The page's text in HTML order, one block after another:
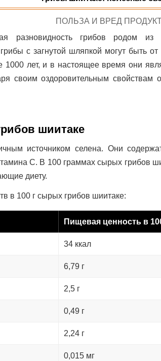
POSTED
ПОЛЬЗА И ВРЕД
разновидность грибов родом из
с загнутой шляпкой могут быть от
лет, и в настоящее время они
своим оздоровительным свойствам
шиитаке
источником селена. Они
С. В 100 граммах сырых грибов
диету.
в 100 г сырых грибов шиитаке:
Пищевая ценность в
34 ккал
6,79 г
2,5 г
0,49 г
2,24 г
0,015 мг